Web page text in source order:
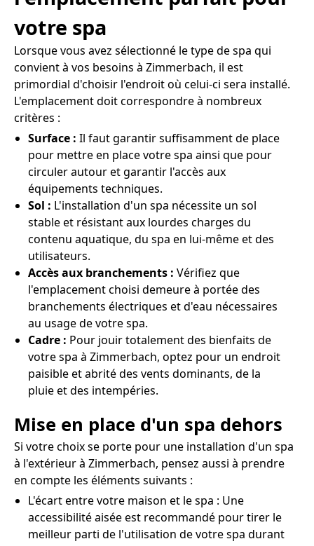
votre spa
Lorsque vous avez sélectionné le type de spa qui
convient à vos besoins à Zimmerbach, il est
primordial d'choisir l'endroit où celui-ci sera installé.
L'emplacement doit correspondre à nombreux
critères :
Surface : Il faut garantir suffisamment de place
pour mettre en place votre spa ainsi que pour
circuler autour et garantir l'accès aux
équipements techniques.
Sol : L'installation d'un spa nécessite un sol
stable et résistant aux lourdes charges du
contenu aquatique, du spa en lui-même et des
utilisateurs.
Accès aux branchements : Vérifiez que
l'emplacement choisi demeure à portée des
branchements électriques et d'eau nécessaires
au usage de votre spa.
Cadre : Pour jouir totalement des bienfaits de
votre spa à Zimmerbach, optez pour un endroit
paisible et abrité des vents dominants, de la
pluie et des intempéries.
Mise en place d'un spa dehors
Si votre choix se porte pour une installation d'un spa
à l'extérieur à Zimmerbach, pensez aussi à prendre
en compte les éléments suivants :
L'écart entre votre maison et le spa : Une
accessibilité aisée est recommandé pour tirer le
meilleur parti de l'utilisation de votre spa durant